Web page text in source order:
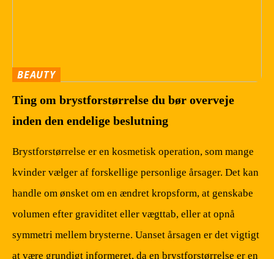
BEAUTY
Ting om brystforstørrelse du bør overveje
inden den endelige beslutning
Brystforstørrelse er en kosmetisk operation, som mange
kvinder vælger af forskellige personlige årsager. Det kan
handle om ønsket om en ændret kropsform, at genskabe
volumen efter graviditet eller vægttab, eller at opnå
symmetri mellem brysterne. Uanset årsagen er det vigtigt
at være grundigt informeret, da en brystforstørrelse er en